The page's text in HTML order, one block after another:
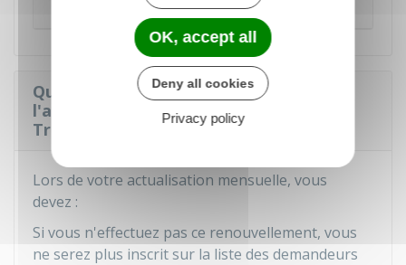
Sur place
Quelles informations présenter lors de
l'actualisation de l'inscription à France
Travail ?
Lors de votre actualisation mensuelle, vous
devez :
Si vous n'effectuez pas ce renouvellement, vous
ne serez plus inscrit sur la liste des demandeurs
OK, accept all
Deny all cookies
Privacy policy